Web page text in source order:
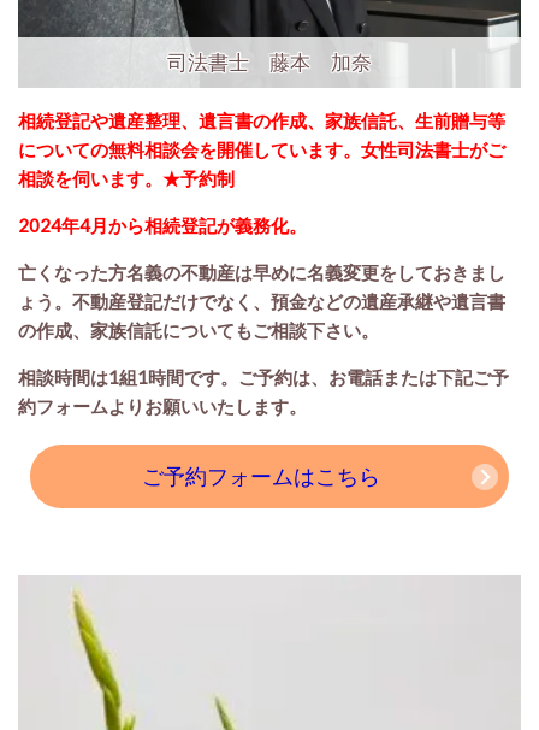
司法書士 藤本 加奈
相続登記や遺産整理、遺言書の作成、家族信託、生前贈与等
についての無料相談会を開催しています。女性司法書士がご
相談を伺います。★予約制
2024年4月から相続登記が義務化。
亡くなった方名義の不動産は早めに名義変更をしておきまし
ょう。不動産登記だけでなく、預金などの遺産承継や遺言書
の作成、家族信託についてもご相談下さい。
相談時間は1組1時間です。 ご予約は、お電話または下記ご予
約フォームよりお願いいたします。
ご予約フォームはこちら